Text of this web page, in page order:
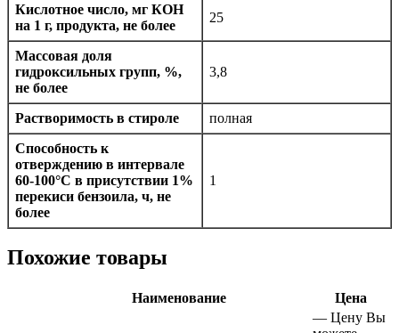
Кислотное число, мг КОН
на 1 г, продукта, не более
25
Массовая доля
гидроксильных групп, %,
не более
3,8
Растворимость в стироле
полная
Способность к
отверждению в интервале
60-100°С в присутствии 1%
перекиси бензоила, ч, не
более
1
Похожие товары
Наименование Цена
— Цену Вы